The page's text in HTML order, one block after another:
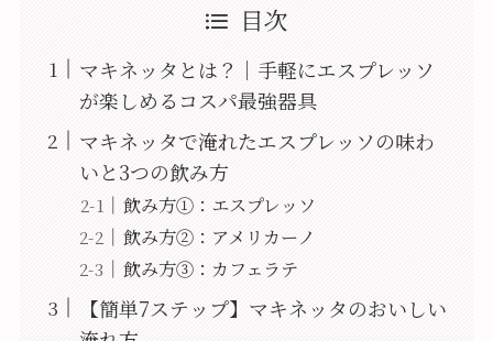
目次
マキネッタとは？｜手軽にエスプレッソ
が楽しめるコスパ最強器具
マキネッタで淹れたエスプレッソの味わ
いと3つの飲み方
飲み方①：エスプレッソ
飲み方②：アメリカーノ
飲み方③：カフェラテ
【簡単7ステップ】マキネッタのおいしい